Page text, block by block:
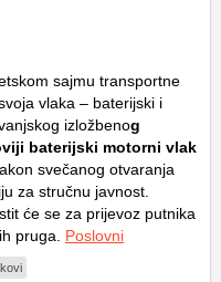
sajmu transportne
vlaka – baterijski i
izložbenog
baterijski motorni vlak
svečanog otvaranja
za stručnu javnost.
će se za prijevoz putnika
pruga. Poslovni